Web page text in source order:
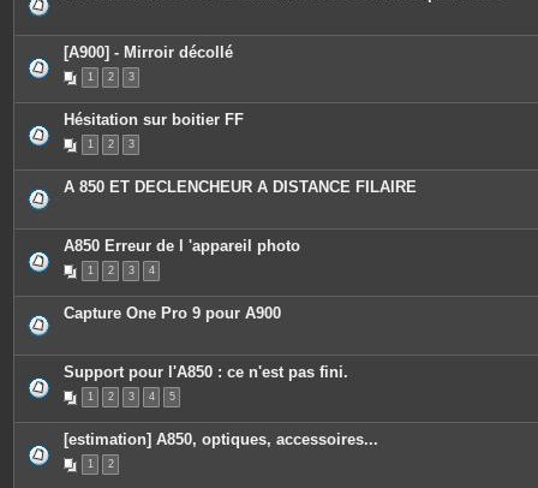
[A900] - Mirroir décollé
1 2 3
Hésitation sur boitier FF
1 2 3
A 850 ET DECLENCHEUR A DISTANCE FILAIRE
A850 Erreur de l 'appareil photo
1 2 3 4
Capture One Pro 9 pour A900
Support pour l'A850 : ce n'est pas fini.
1 2 3 4 5
[estimation] A850, optiques, accessoires...
1 2